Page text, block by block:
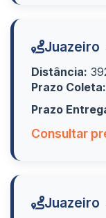
Juazeiro
Distância:
Prazo Coleta:
Prazo
Consultar
Juazeiro